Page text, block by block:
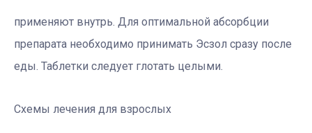
применяют внутрь. Для оптимальной абсорбции
препарата необходимо принимать Эсзол сразу после
еды. Таблетки следует глотать целыми.
Схемы лечения для взрослых